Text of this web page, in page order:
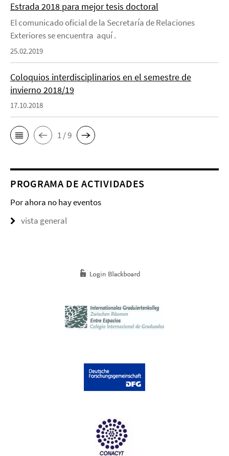
Estrada 2018 para mejor tesis doctoral
El comunicado oficial de la Secretaría de Relaciones
Exteriores se encuentra aquí .
25.02.2019
Coloquios interdisciplinarios en el semestre de
invierno 2018/19
17.10.2018
1 / 9
PROGRAMA DE ACTIVIDADES
Por ahora no hay eventos
vista general